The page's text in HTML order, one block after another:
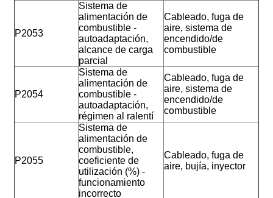
P2053
Sistema de
alimentación de
combustible -
autoadaptación,
alcance de carga
parcial
Cableado, fuga de
aire, sistema de
encendido/de
combustible
P2054
Sistema de
alimentación de
combustible -
autoadaptación,
régimen al ralentí
Cableado, fuga de
aire, sistema de
encendido/de
combustible
P2055
Sistema de
alimentación de
combustible,
coeficiente de
utilización (%) -
funcionamiento
incorrecto
Cableado, fuga de
aire, bujía, inyector